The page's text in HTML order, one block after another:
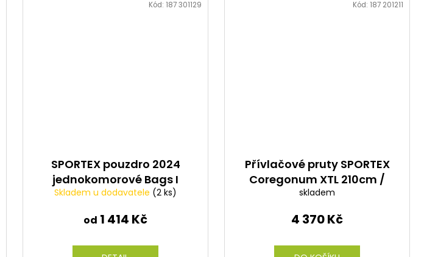
SPORTEX pouzdro 2024
jednokomorové Bags I
Skladem u dodavatele (2 ks)
od 1 414 Kč
Kód: 187 301129
Přívlačové pruty SPORTEX
Coregonum XTL 210cm /
3-10g
skladem
4 370 Kč
Kód: 187 201211